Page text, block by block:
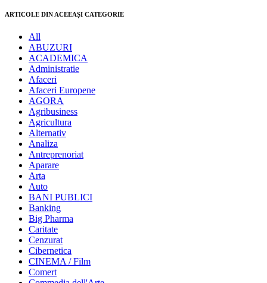
ARTICOLE DIN ACEEAȘI CATEGORIE
All
ABUZURI
ACADEMICA
Administratie
Afaceri
Afaceri Europene
AGORA
Agribusiness
Agricultura
Alternativ
Analiza
Antreprenoriat
Aparare
Arta
Auto
BANI PUBLICI
Banking
Big Pharma
Caritate
Cenzurat
Cibernetica
CINEMA / Film
Comert